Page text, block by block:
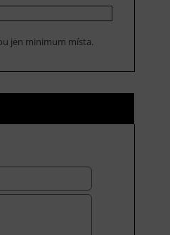
jen minimum místa.